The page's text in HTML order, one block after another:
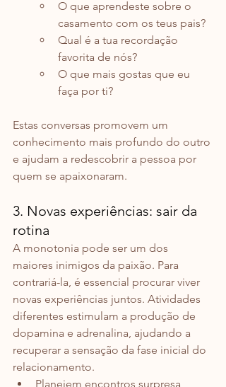
O que aprendeste sobre o
casamento com os teus pais?
Qual é a tua recordação
favorita de nós?
O que mais gostas que eu
faça por ti?
Estas conversas promovem um
conhecimento mais profundo do outro
e ajudam a redescobrir a pessoa por
quem se apaixonaram.
3. Novas experiências: sair da
rotina
A monotonia pode ser um dos
maiores inimigos da paixão. Para
contrariá-la, é essencial procurar viver
novas experiências juntos. Atividades
diferentes estimulam a produção de
dopamina e adrenalina, ajudando a
recuperar a sensação da fase inicial do
relacionamento.
Planeiem encontros surpresa,